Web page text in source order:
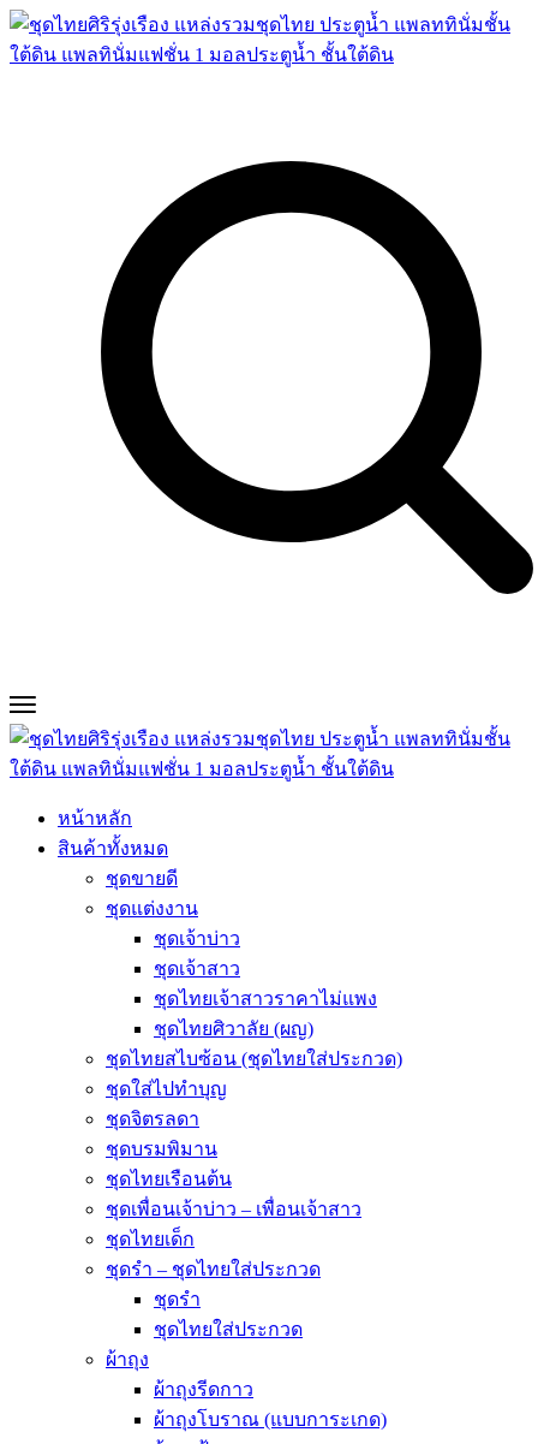
หน้าหลัก
สินค้าทั้งหมด
ชุดขายดี
ชุดแต่งงาน
ชุดเจ้าบ่าว
ชุดเจ้าสาว
ชุดไทยเจ้าสาวราคาไม่แพง
ชุดไทยศิวาลัย (ผญ)
ชุดไทยสไบซ้อน (ชุดไทยใส่ประกวด)
ชุดใส่ไปทำบุญ
ชุดจิตรลดา
ชุดบรมพิมาน
ชุดไทยเรือนต้น
ชุดเพื่อนเจ้าบ่าว – เพื่อนเจ้าสาว
ชุดไทยเด็ก
ชุดรำ – ชุดไทยใส่ประกวด
ชุดรำ
ชุดไทยใส่ประกวด
ผ้าถุง
ผ้าถุงรีดกาว
ผ้าถุงโบราณ (แบบการะเกด)